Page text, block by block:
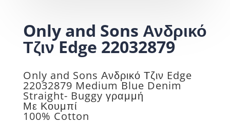
Only and Sons Ανδρικό
Τζιν Edge 22032879
Only and Sons Ανδρικό Τζιν Edge
22032879 Medium Blue Denim
Straight- Buggy γραμμή
Με Κουμπί
100% Cotton